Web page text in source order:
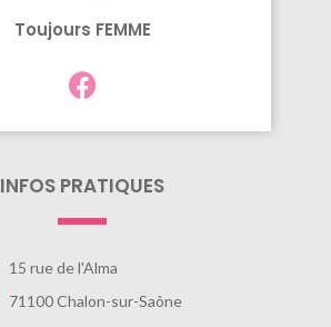
Toujours FEMME
INFOS PRATIQUES
15 rue de l'Alma
71100 Chalon-sur-Saône